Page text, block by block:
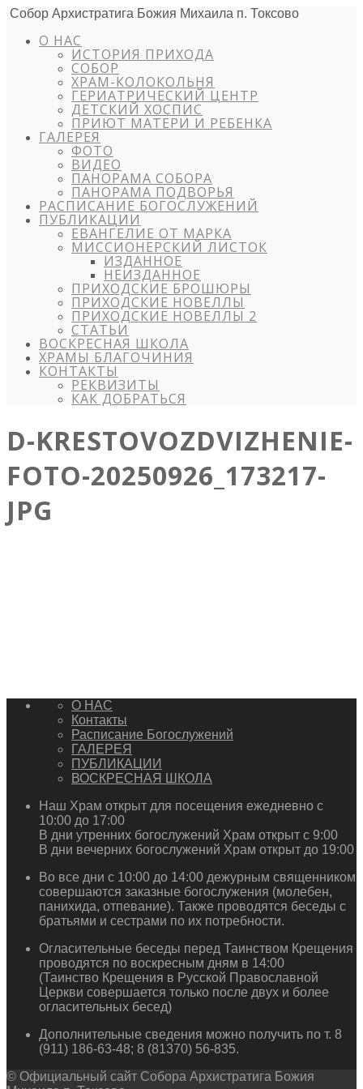
Собор Архистратига Божия Михаила п. Токсово
О НАС
ИСТОРИЯ ПРИХОДА
СОБОР
ХРАМ-КОЛОКОЛЬНЯ
ГЕРИАТРИЧЕСКИЙ ЦЕНТР
ДЕТСКИЙ ХОСПИС
ПРИЮТ МАТЕРИ И РЕБЕНКА
ГАЛЕРЕЯ
ФОТО
ВИДЕО
ПАНОРАМА СОБОРА
ПАНОРАМА ПОДВОРЬЯ
РАСПИСАНИЕ БОГОСЛУЖЕНИЙ
ПУБЛИКАЦИИ
ЕВАНГЕЛИЕ ОТ МАРКА
МИССИОНЕРСКИЙ ЛИСТОК
ИЗДАННОЕ
НЕИЗДАННОЕ
ПРИХОДСКИЕ БРОШЮРЫ
ПРИХОДСКИЕ НОВЕЛЛЫ
ПРИХОДСКИЕ НОВЕЛЛЫ 2
СТАТЬИ
ВОСКРЕСНАЯ ШКОЛА
ХРАМЫ БЛАГОЧИНИЯ
КОНТАКТЫ
РЕКВИЗИТЫ
КАК ДОБРАТЬСЯ
D-KRESTOVOZDVIZHENIE-
FOTO-20250926_173217-
JPG
О НАС
Контакты
Расписание Богослужений
ГАЛЕРЕЯ
ПУБЛИКАЦИИ
ВОСКРЕСНАЯ ШКОЛА
Наш Храм открыт для посещения ежедневно с
10:00 до 17:00
В дни утренних богослужений Храм открыт с 9:00
В дни вечерних богослужений Храм открыт до 19:00
Во все дни с 10:00 до 14:00 дежурным священником
совершаются заказные богослужения (молебен,
панихида, отпевание). Также проводятся беседы с
братьями и сестрами по их потребности.
Огласительные беседы перед Таинством Крещения
проводятся по воскресным дням в 14:00
(Таинство Крещения в Русской Православной
Церкви совершается только после двух и более
огласительных бесед)
Дополнительные сведения можно получить по т. 8
(911) 186-63-48; 8 (81370) 56-835.
© Официальный сайт Собора Архистратига Божия